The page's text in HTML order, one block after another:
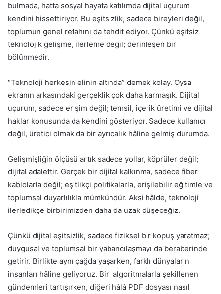
bulmada, hatta sosyal hayata katılımda dijital uçurum
kendini hissettiriyor. Bu eşitsizlik, sadece bireyleri değil,
toplumun genel refahını da tehdit ediyor. Çünkü eşitsiz
teknolojik gelişme, ilerleme değil; derinleşen bir
bölünmedir.
“Teknoloji herkesin elinin altında” demek kolay. Oysa
ekranın arkasındaki gerçeklik çok daha karmaşık. Dijital
uçurum, sadece erişim değil; temsil, içerik üretimi ve dijital
haklar konusunda da kendini gösteriyor. Sadece kullanıcı
değil, üretici olmak da bir ayrıcalık hâline gelmiş durumda.
Gelişmişliğin ölçüsü artık sadece yollar, köprüler değil;
dijital adalettir. Gerçek bir dijital kalkınma, sadece fiber
kablolarla değil; eşitlikçi politikalarla, erişilebilir eğitimle ve
toplumsal duyarlılıkla mümkündür. Aksi hâlde, teknoloji
ilerledikçe birbirimizden daha da uzak düşeceğiz.
Çünkü dijital eşitsizlik, sadece fiziksel bir kopuş yaratmaz;
duygusal ve toplumsal bir yabancılaşmayı da beraberinde
getirir. Birlikte aynı çağda yaşarken, farklı dünyaların
insanları hâline geliyoruz. Biri algoritmalarla şekillenen
gündemleri tartışırken, diğeri hâlâ PDF dosyası nasıl